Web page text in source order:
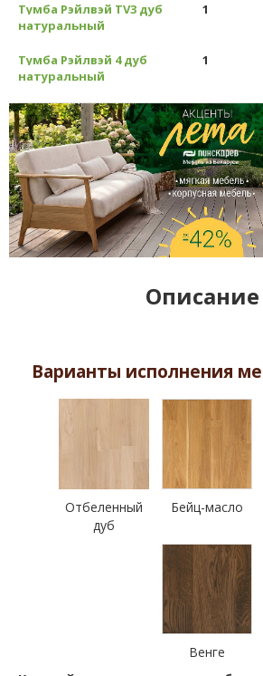
Тумба Рэйлвэй TV3 дуб
натуральный
1
Тумба Рэйлвэй 4 дуб
натуральный
1
Описание
Варианты исполнения
Отбеленный
дуб
Бейц-масло
Венге